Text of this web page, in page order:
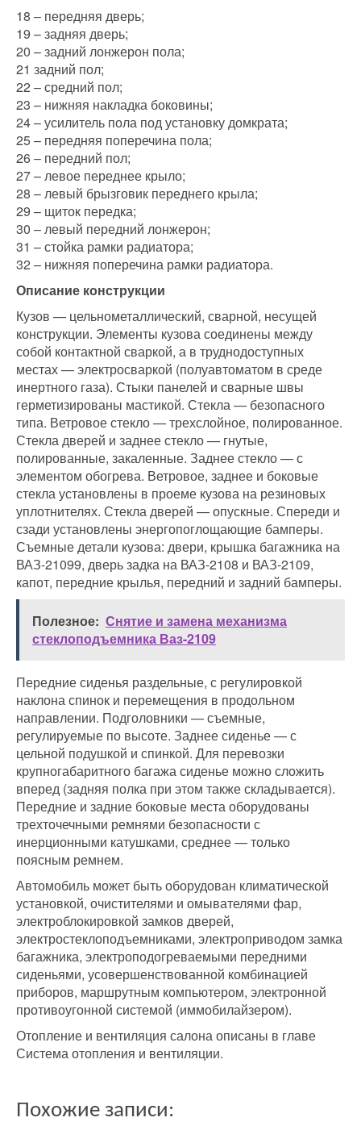
18 – передняя дверь;
19 – задняя дверь;
20 – задний лонжерон пола;
21 задний пол;
22 – средний пол;
23 – нижняя накладка боковины;
24 – усилитель пола под установку домкрата;
25 – передняя поперечина пола;
26 – передний пол;
27 – левое переднее крыло;
28 – левый брызговик переднего крыла;
29 – щиток передка;
30 – левый передний лонжерон;
31 – стойка рамки радиатора;
32 – нижняя поперечина рамки радиатора.
Описание конструкции
Кузов — цельнометаллический, сварной, несущей
конструкции. Элементы кузова соединены между
собой контактной сваркой, а в труднодоступных
местах — электросваркой (полуавтоматом в среде
инертного газа). Стыки панелей и сварные швы
герметизированы мастикой. Стекла — безопасного
типа. Ветровое стекло — трехслойное, полированное.
Стекла дверей и заднее стекло — гнутые,
полированные, закаленные. Заднее стекло — с
элементом обогрева. Ветровое, заднее и боковые
стекла установлены в проеме кузова на резиновых
уплотнителях. Стекла дверей — опускные. Спереди и
сзади установлены энергопоглощающие бамперы.
Съемные детали кузова: двери, крышка багажника на
ВАЗ-21099, дверь задка на ВАЗ-2108 и ВАЗ-2109,
капот, передние крылья, передний и задний бамперы.
Полезное: Снятие и замена механизма
стеклоподъемника Ваз-2109
Передние сиденья раздельные, с регулировкой
наклона спинок и перемещения в продольном
направлении. Подголовники — съемные,
регулируемые по высоте. Заднее сиденье — с
цельной подушкой и спинкой. Для перевозки
крупногабаритного багажа сиденье можно сложить
вперед (задняя полка при этом также складывается).
Передние и задние боковые места оборудованы
трехточечными ремнями безопасности с
инерционными катушками, среднее — только
поясным ремнем.
Автомобиль может быть оборудован климатической
установкой, очистителями и омывателями фар,
электроблокировкой замков дверей,
электростеклоподъемниками, электроприводом замка
багажника, электроподогреваемыми передними
сиденьями, усовершенствованной комбинацией
приборов, маршрутным компьютером, электронной
противоугонной системой (иммобилайзером).
Отопление и вентиляция салона описаны в главе
Система отопления и вентиляции.
Похожие записи: